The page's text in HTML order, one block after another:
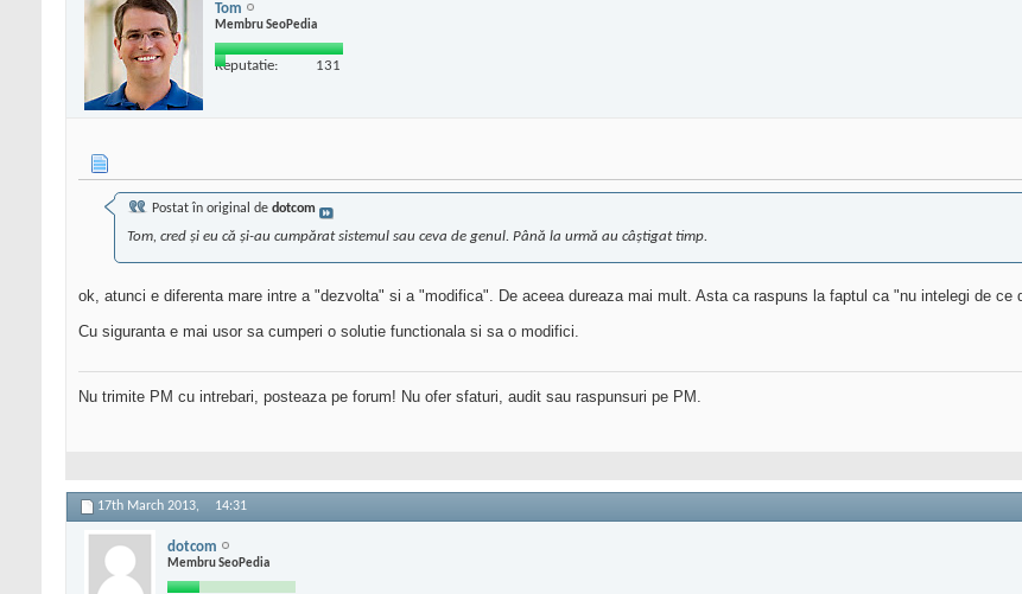
Tom
Membru SeoPedia
Reputatie: 131
Postat în original de dotcom
Tom, cred și eu că și-au cumpărat sistemul sau ceva de genul. Până la urmă au câștigat timp.
ok, atunci e diferenta mare intre a "dezvolta" si a "modifica". De aceea dureaza mai mult. Asta ca raspuns la faptul ca "nu intelegi de ce
Cu siguranta e mai usor sa cumperi o solutie functionala si sa o modifici.
Nu trimite PM cu intrebari, posteaza pe forum! Nu ofer sfaturi, audit sau raspunsuri pe PM.
17th March 2013, 14:31
dotcom
Membru SeoPedia